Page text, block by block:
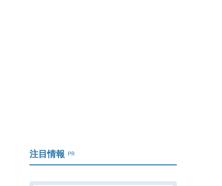
注目情報 PR